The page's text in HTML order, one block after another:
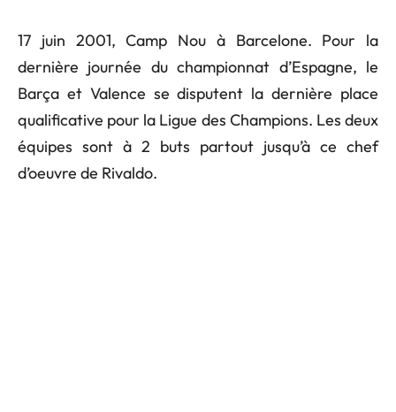
17 juin 2001, Camp Nou à Barcelone. Pour la
dernière journée du championnat d’Espagne, le
Barça et Valence se disputent la dernière place
qualificative pour la Ligue des Champions. Les deux
équipes sont à 2 buts partout jusqu’à ce chef
d’oeuvre de Rivaldo.